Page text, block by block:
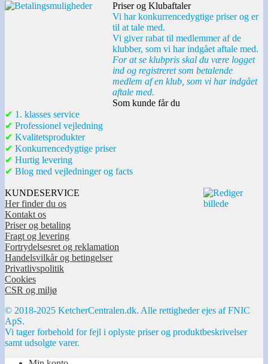
Priser og Klubaftaler
Vi har konkurrencedygtige priser og er
til at tale med.
Vi giver rabat til medlemmer af de
klubber, som vi har indgået aftale med.
For at se klubpris skal du være logget
ind og registreret som betalende
medlem af en klub, som vi har indgået
aftale med.
Som kunde får du
✔ 1. klasses service
✔ Professionel vejledning
✔ Kvalitetsprodukter
✔ Konkurrencedygtige priser
✔ Hurtig levering
✔ Blog med vejledninger og facts
KUNDESERVICE
Her finder du os
Kontakt os
Priser og betaling
Fragt og levering
Fortrydelsesret og reklamation
Handelsvilkår og betingelser
Privatlivspolitik
Cookies
CSR og miljø
© 2018-2025 KetcherCentralen.dk. Alle rettigheder ejes af FNIC
ApS.
Vi tager forbehold for fejl i oplyste priser og produktbeskrivelser
samt udsolgte varer.